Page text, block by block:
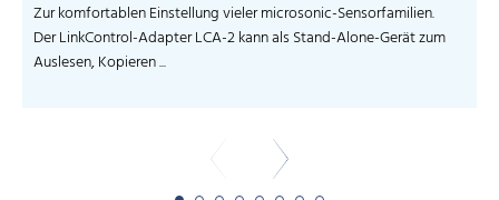
Zur komfortablen Einstellung vieler microsonic-Sensorfamilien.
Der LinkControl-Adapter LCA-2 kann als Stand-Alone-Gerät zum
Auslesen, Kopieren ...